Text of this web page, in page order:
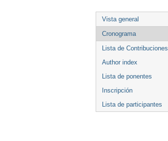
Vista general
Cronograma
Lista de Contribuciones
Author index
Lista de ponentes
Inscripción
Lista de participantes